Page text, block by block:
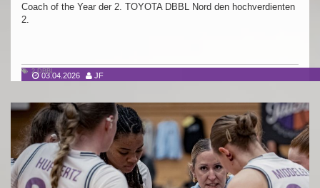
03.04.2026 JF
Coach of the Year der 2. TOYOTA DBBL Nord den hochverdienten
2.
2.DBBL